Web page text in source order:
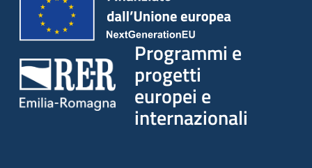
Programmi e
progetti
europei e
internazionali